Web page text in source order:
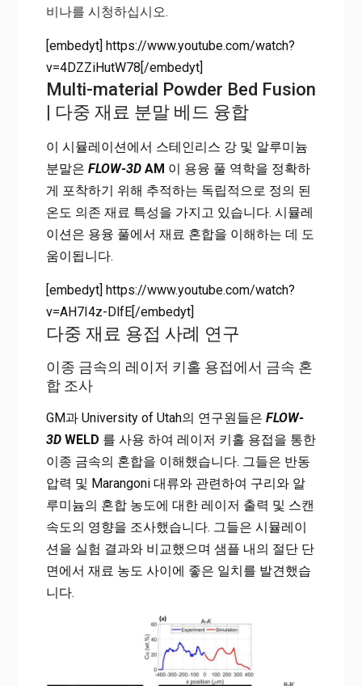
비나를 시청하십시오.
[embedyt] https://www.youtube.com/watch?
v=4DZZiHutW78[/embedyt]
Multi-material Powder Bed Fusion
| 다중 재료 분말 베드 융합
이 시뮬레이션에서 스테인리스 강 및 알루미늄
분말은 FLOW-3DAM 이 용융 풀 역학을 정확하
게 포착하기 위해 추적하는 독립적으로 정의 된
온도 의존 재료 특성을 가지고 있습니다. 시뮬레
이션은 용융 풀에서 재료 혼합을 이해하는 데 도
움이됩니다.
[embedyt] https://www.youtube.com/watch?
v=AH7I4z-DlfE[/embedyt]
다중 재료 용접 사례 연구
이종 금속의 레이저 키홀 용접에서 금속 혼
합 조사
GM과 University of Utah의 연구원들은 FLOW-
3DWELD 를 사용 하여 레이저 키홀 용접을 통한
이종 금속의 혼합을 이해했습니다. 그들은 반동
압력 및 Marangoni 대류와 관련하여 구리와 알
루미늄의 혼합 농도에 대한 레이저 출력 및 스캔
속도의 영향을 조사했습니다. 그들은 시뮬레이
션을 실험 결과와 비교했으며 샘플 내의 절단 단
면에서 재료 농도 사이에 좋은 일치를 발견했습
니다.